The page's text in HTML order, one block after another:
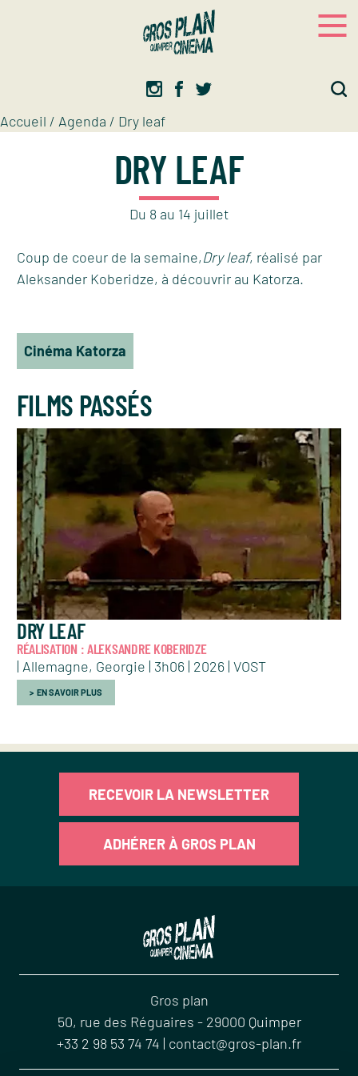
Accueil / Agenda / Dry leaf
DRY LEAF
Du 8 au 14 juillet
Coup de coeur de la semaine,Dry leaf, réalisé par
Aleksander Koberidze, à découvrir au Katorza.
Cinéma Katorza
FILMS PASSÉS
DRY LEAF
RÉALISATION : ALEKSANDRE KOBERIDZE
| Allemagne, Georgie | 3h06 | 2026 | VOST
EN SAVOIR PLUS
RECEVOIR LA NEWSLETTER
ADHÉRER À GROS PLAN
Gros plan
50, rue des Réguaires - 29000 Quimper
+33 2 98 53 74 74 | contact@gros-plan.fr